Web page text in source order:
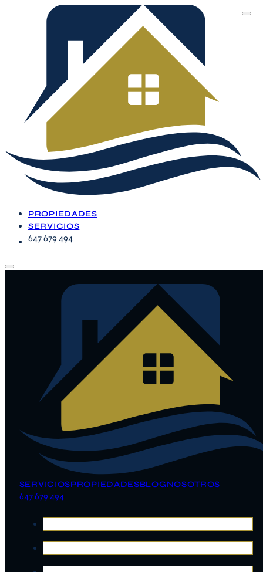
PROPIEDADES
SERVICIOS
647 679 494
SERVICIOSPROPIEDADESBLOGNOSOTROS
647 679 494